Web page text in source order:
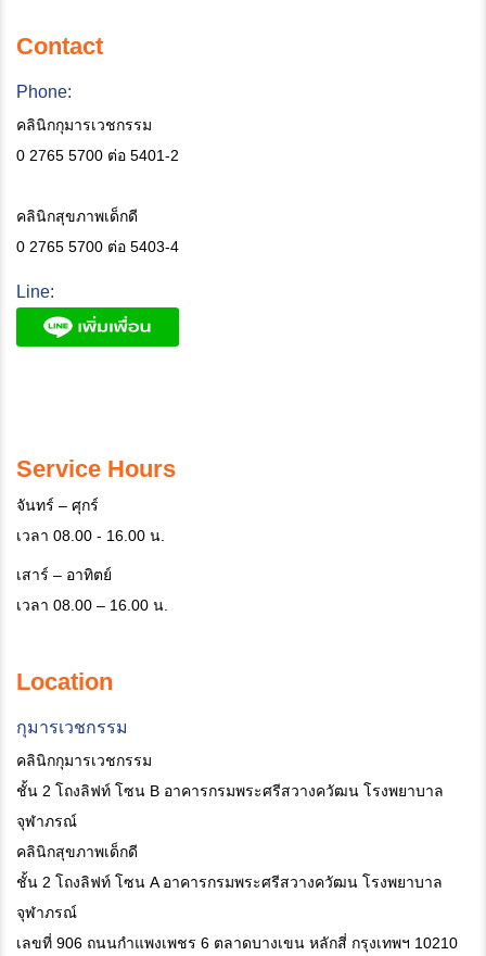
Contact
Phone:
คลินิกกุมารเวชกรรม
0 2765 5700 ต่อ 5401-2
คลินิกสุขภาพเด็กดี
0 2765 5700 ต่อ 5403-4
Line:
Service Hours
จันทร์ – ศุกร์
เวลา 08.00 - 16.00 น.
เสาร์ – อาทิตย์
เวลา 08.00 – 16.00 น.
Location
กุมารเวชกรรม
คลินิกกุมารเวชกรรม
ชั้น 2 โถงลิฟท์ โซน B อาคารกรมพระศรีสวางควัฒน โรงพยาบาล
จุฬาภรณ์
คลินิกสุขภาพเด็กดี
ชั้น 2 โถงลิฟท์ โซน A อาคารกรมพระศรีสวางควัฒน โรงพยาบาล
จุฬาภรณ์
เลขที่ 906 ถนนกำแพงเพชร 6 ตลาดบางเขน หลักสี่ กรุงเทพฯ 10210